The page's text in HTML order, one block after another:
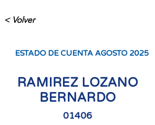
< Volver
ESTADO DE CUENTA AGOSTO 2025
RAMIREZ LOZANO
BERNARDO
01406